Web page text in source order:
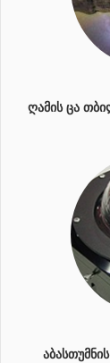
ᲦᲐᲛᲘᲡ ᲪᲐ